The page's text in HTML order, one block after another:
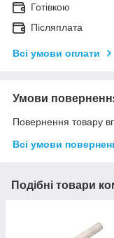
Готівкою
Післяплата
Всі умови оплати
Умови
Повернення товару
Всі умови
Подібні товари